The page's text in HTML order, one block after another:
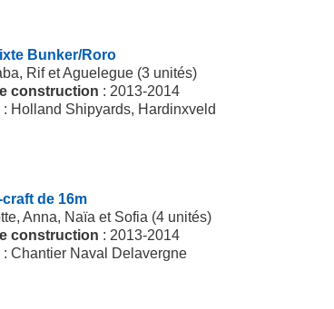
Bunker/Roro
Rif et Aguelegue (3 unités)
construction : 2013-2014
: Holland Shipyards, Hardinxveld
de 16m
Anna, Naïa et Sofia (4 unités)
construction : 2013-2014
: Chantier Naval Delavergne